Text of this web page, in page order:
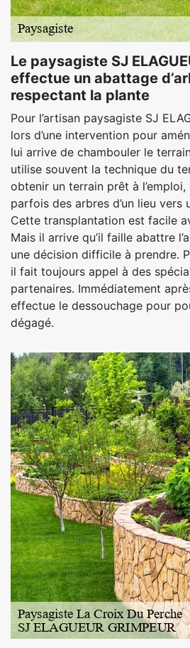
Le paysagiste SJ
effectue un abattage
respectant la plante
Pour l’artisan paysagiste SJ
lors d’une intervention pour
lui arrive de chambouler le
utilise souvent la technique du
obtenir un terrain prêt à
parfois des arbres d’un lieu vers
Cette transplantation est facile
Mais il arrive qu’il faille abattre
une décision difficile à prendre.
il fait toujours appel à des
partenaires. Immédiatement
effectue le dessouchage pour
dégagé.